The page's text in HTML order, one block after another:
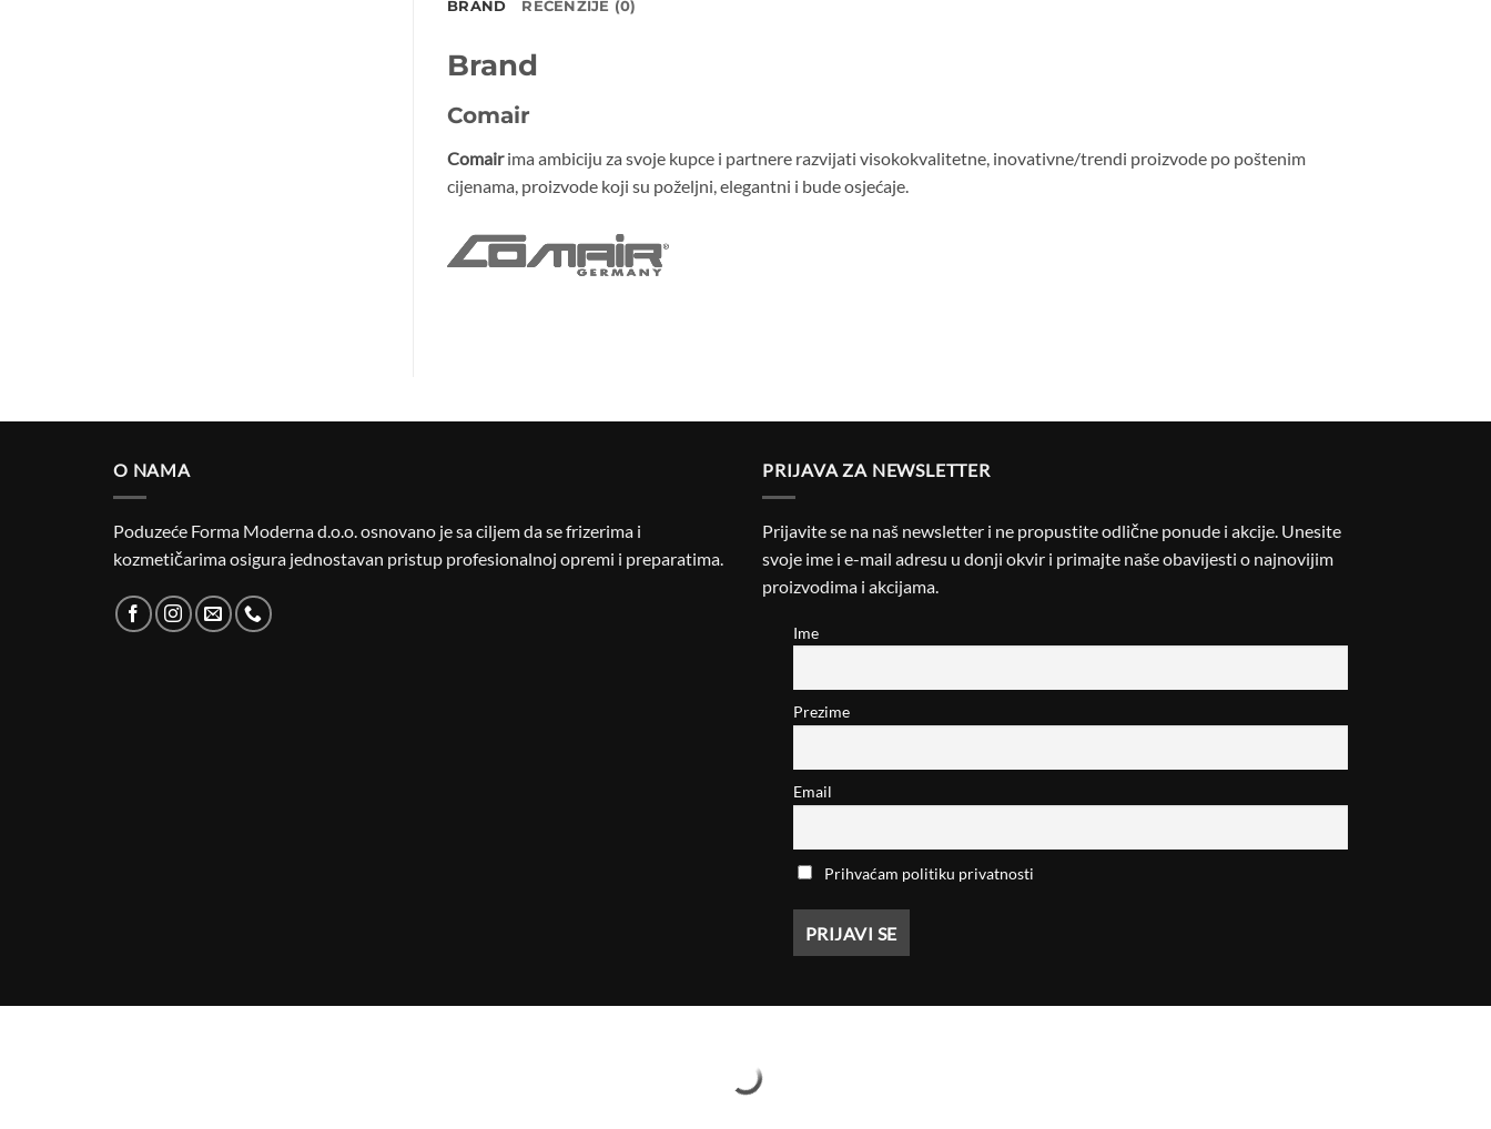
BRAND RECENZIJE (0)
Brand
Comair
Comairima ambiciju za svoje kupce i partnere razvijati visokokvalitetne, inovativne/trendi proizvode po poštenim
cijenama, proizvode koji su poželjni, elegantni i bude osjećaje.
O NAMA
Poduzeće Forma Moderna d.o.o. osnovano je sa ciljem da se frizerima i
kozmetičarima osigura jednostavan pristup profesionalnoj opremi i preparatima.
PRIJAVA ZA NEWSLETTER
Prijavite se na naš newsletter i ne propustite odlične ponude i akcije. Unesite
svoje ime i e-mail adresu u donji okvir i primajte naše obavijesti o najnovijim
proizvodima i akcijama.
Ime
Prezime
Email
Prihvaćam politiku privatnosti